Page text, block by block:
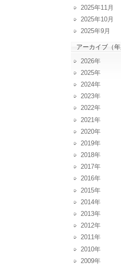
2025年11月
2025年10月
2025年9月
アーカイブ（年
2026
2025
2024
2023
2022
2021
2020
2019
2018
2017
2016
2015
2014
2013
2012
2011
2010
2009